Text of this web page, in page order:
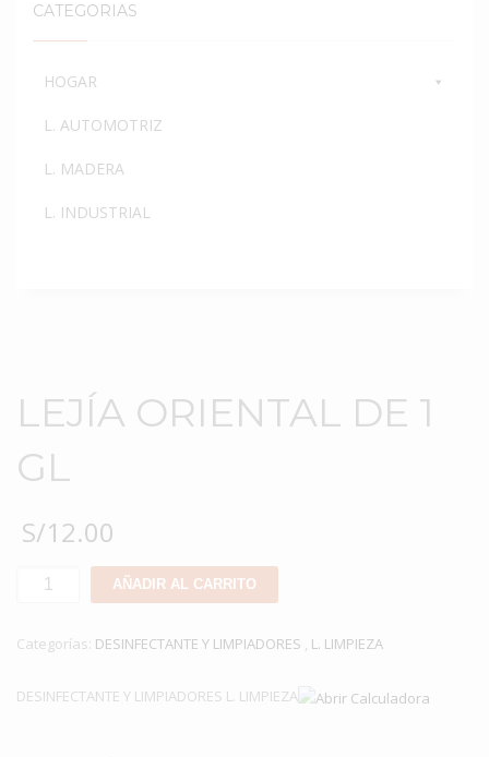
CATEGORIAS
HOGAR
L. AUTOMOTRIZ
L. MADERA
L. INDUSTRIAL
LEJÍA ORIENTAL DE 1
GL
S/12.00
LEJÍA
1
cantidad
AÑADIR AL CARRITO
Categorías: DESINFECTANTE Y LIMPIADORES , L. LIMPIEZA
DESINFECTANTE Y LIMPIADORES L. LIMPIEZA